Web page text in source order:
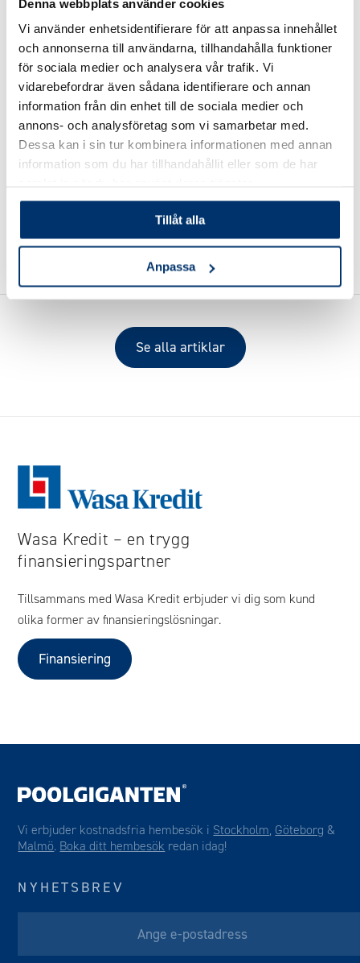
Denna webbplats använder cookies
Vi använder enhetsidentifierare för att anpassa innehållet
och annonserna till användarna, tillhandahålla funktioner
för sociala medier och analysera vår trafik. Vi
vidarebefordrar även sådana identifierare och annan
information från din enhet till de sociala medier och
annons- och analysföretag som vi samarbetar med.
Dessa kan i sin tur kombinera informationen med annan
information som du har tillhandahållit eller som de har
Tillåt alla
Anpassa
filtrering.
Färre akutåtgärdertack vare tidiga larm och
tydliga trender.
Längre livslängdpå ytor och utrustning genom
bättre kontroll på balans (LSI).
Tillbaka till Pooletten FAQ
Se alla artiklar
Wasa Kredit – en trygg
finansieringspartner
Tillsammans med Wasa Kredit erbjuder vi dig som kund
olika former av finansieringslösningar.
Finansiering
Vi erbjuder kostnadsfria hembesök i Stockholm, Göteborg &
Malmö. Boka ditt hembesök redan idag!
NYHETSBREV